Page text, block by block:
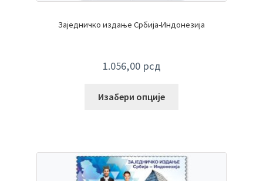
Заједничко издање Србија-Индонезија
1.056,00 рсд
Изабери опције